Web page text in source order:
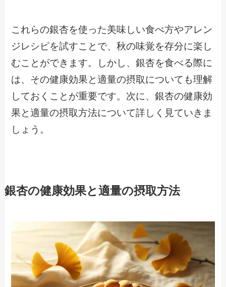
これらの銀杏を使った美味しい食べ方やアレン
ジレシピを試すことで、秋の味覚を存分に楽し
むことができます。しかし、銀杏を食べる際に
は、その健康効果と適量の摂取についても理解
しておくことが重要です。次に、銀杏の健康効
果と適量の摂取方法について詳しく見ていきま
しょう。
銀杏の健康効果と適量の摂取方法